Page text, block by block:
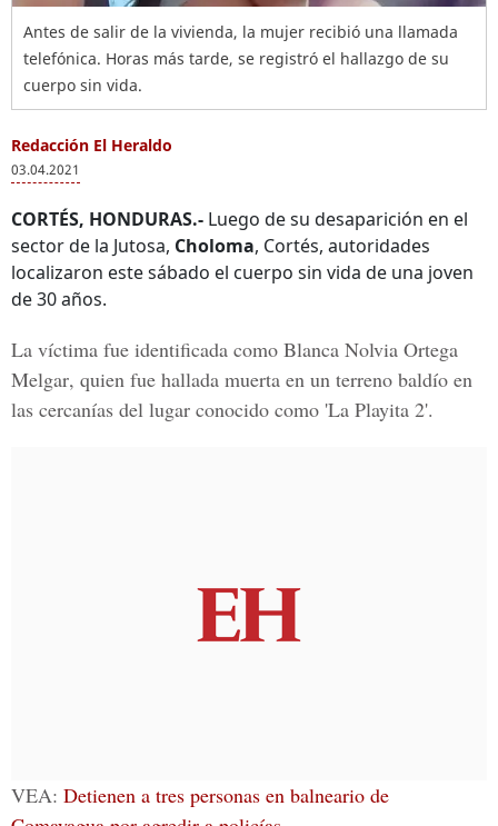
Antes de salir de la vivienda, la mujer recibió una llamada
telefónica. Horas más tarde, se registró el hallazgo de su
cuerpo sin vida.
Redacción El Heraldo
03.04.2021
CORTÉS, HONDURAS.- Luego de su desaparición en el
sector de la Jutosa, Choloma, Cortés, autoridades
localizaron este sábado el cuerpo sin vida de una joven
de 30 años.
La víctima fue identificada como Blanca Nolvia Ortega
Melgar, quien fue hallada muerta en un terreno baldío en
las cercanías del lugar conocido como 'La Playita 2'.
VEA: Detienen a tres personas en balneario de